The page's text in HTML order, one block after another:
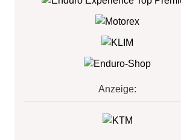
Anzeige: